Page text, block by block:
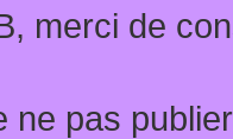
merci de
ne pas